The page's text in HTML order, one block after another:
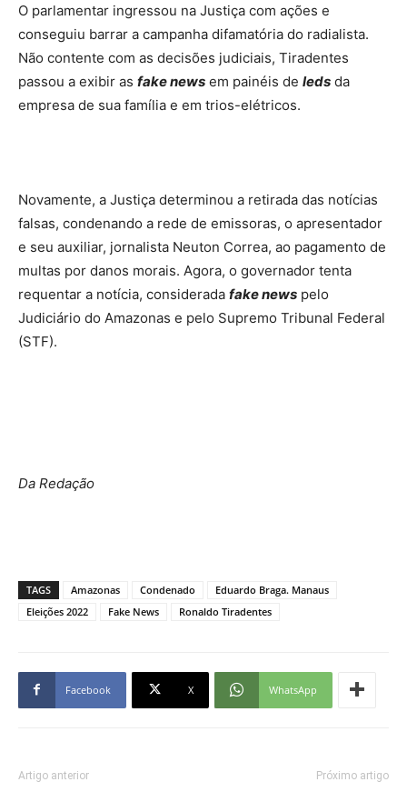
O parlamentar ingressou na Justiça com ações e
conseguiu barrar a campanha difamatória do radialista.
Não contente com as decisões judiciais, Tiradentes
passou a exibir as fake news em painéis de leds da
empresa de sua família e em trios-elétricos.
Novamente, a Justiça determinou a retirada das notícias
falsas, condenando a rede de emissoras, o apresentador
e seu auxiliar, jornalista Neuton Correa, ao pagamento de
multas por danos morais. Agora, o governador tenta
requentar a notícia, considerada fake news pelo
Judiciário do Amazonas e pelo Supremo Tribunal Federal
(STF).
Da Redação
TAGS Amazonas Condenado
Eduardo Braga. Manaus
Eleições 2022
Fake News Ronaldo Tiradentes
Facebook X WhatsApp
Artigo anterior Próximo artigo